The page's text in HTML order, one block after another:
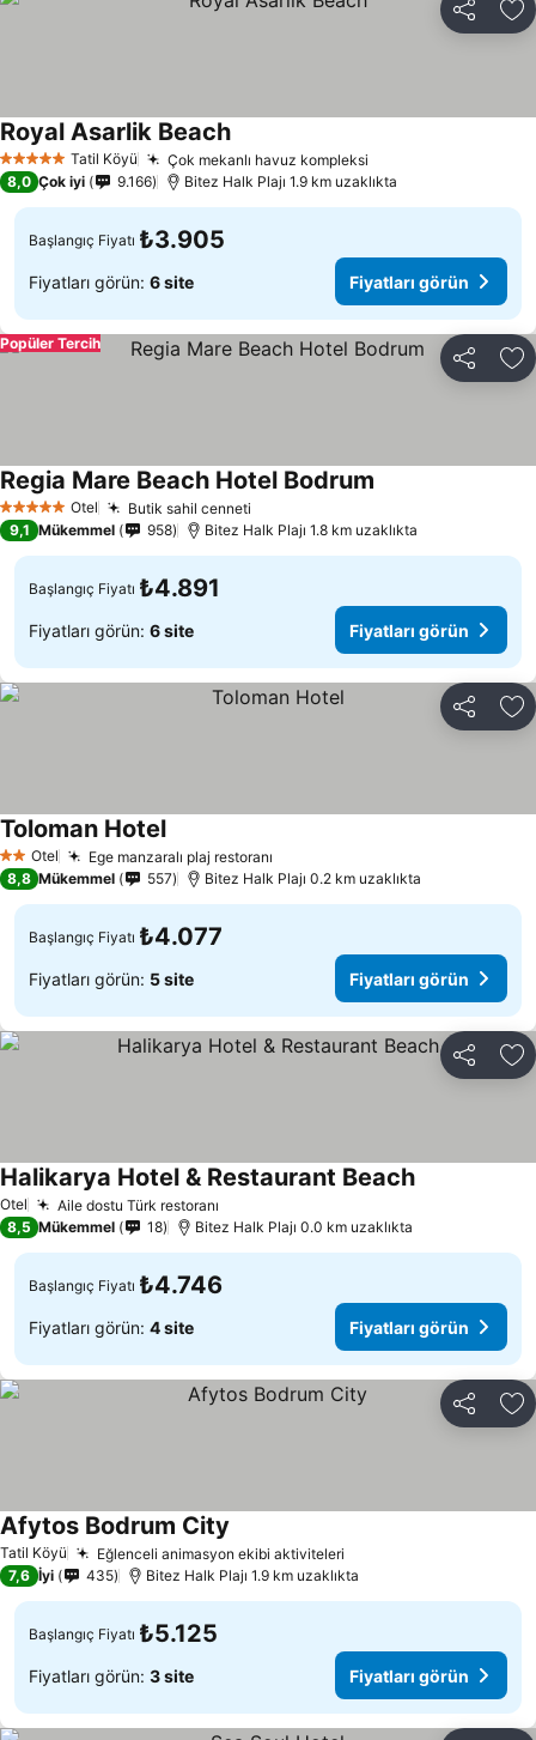
Paylaş
5 Yıldız Tatil Köyü Çok mekanlı havuz kompleksi
Royal Asarlik Beach
8,0 Çok iyi 9.166 Bitez Halk Plajı 1.9 km uzaklıkta
Başlangıç Fiyatı ₺3.905
Fiyatları görün: 6 site Fiyatları görün
Paylaş
Popüler Tercih
5 Yıldız Otel Butik sahil cenneti
Regia Mare Beach Hotel Bodrum
9,1 Mükemmel 958 Bitez Halk Plajı 1.8 km uzaklıkta
Başlangıç Fiyatı ₺4.891
Fiyatları görün: 6 site Fiyatları görün
Paylaş
2 Yıldız
Otel Ege manzaralı plaj restoranı
Toloman Hotel
8,8 Mükemmel 557 Bitez Halk Plajı 0.2 km uzaklıkta
Başlangıç Fiyatı ₺4.077
Fiyatları görün: 5 site Fiyatları görün
Paylaş
Otel Aile dostu Türk restoranı
Halikarya Hotel & Restaurant Beach
8,5 Mükemmel 18 Bitez Halk Plajı 0.0 km uzaklıkta
Başlangıç Fiyatı ₺4.746
Fiyatları görün: 4 site Fiyatları görün
Paylaş
Tatil Köyü Eğlenceli animasyon ekibi aktiviteleri
Afytos Bodrum City
7,6 İyi 435 Bitez Halk Plajı 1.9 km uzaklıkta
Başlangıç Fiyatı ₺5.125
Fiyatları görün: 3 site Fiyatları görün